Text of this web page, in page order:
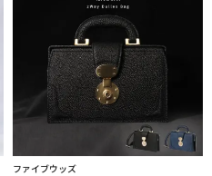
ファイブウッズ